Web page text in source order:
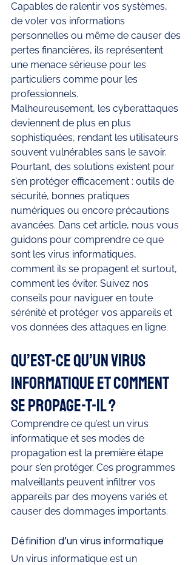
Capables de ralentir vos systèmes,
de voler vos informations
personnelles ou même de causer des
pertes financières, ils représentent
une menace sérieuse pour les
particuliers comme pour les
professionnels.
Malheureusement, les cyberattaques
deviennent de plus en plus
sophistiquées, rendant les utilisateurs
souvent vulnérables sans le savoir.
Pourtant, des solutions existent pour
s’en protéger efficacement : outils de
sécurité, bonnes pratiques
numériques ou encore précautions
avancées. Dans cet article, nous vous
guidons pour comprendre ce que
sont les virus informatiques,
comment ils se propagent et surtout,
comment les éviter. Suivez nos
conseils pour naviguer en toute
sérénité et protéger vos appareils et
vos données des attaques en ligne.
Qu’est-ce qu’un virus
informatique et comment
se propage-t-il ?
Comprendre ce qu’est un virus
informatique et ses modes de
propagation est la première étape
pour s’en protéger. Ces programmes
malveillants peuvent infiltrer vos
appareils par des moyens variés et
causer des dommages importants.
Définition d’un virus informatique
Un virus informatique est un